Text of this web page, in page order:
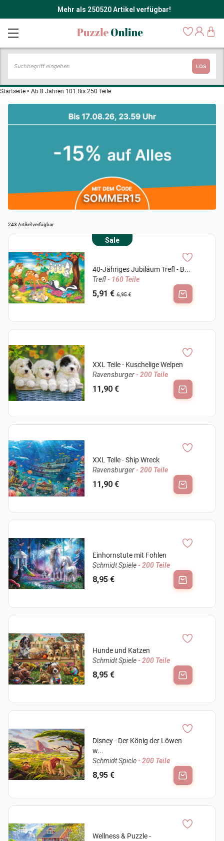
Mehr als 250520 Artikel verfügbar!
LOS
Startseite> Ab 8 Jahren 101 Bis 250 Teile
243 Artikel verfügbar
Sale
40-Jähriges Jubiläum Trefl - B...
Trefl- 160 Teile
5,91 € 6,95 €
XXL Teile - Kuschelige Welpen
Ravensburger- 200 Teile
11,90 €
XXL Teile - Ship Wreck
Ravensburger- 200 Teile
11,90 €
Einhornstute mit Fohlen
Schmidt Spiele- 200 Teile
8,95 €
Hunde und Katzen
Schmidt Spiele- 200 Teile
8,95 €
Disney - Der König der Löwen
w...
Schmidt Spiele- 200 Teile
8,95 €
Wellness & Puzzle -